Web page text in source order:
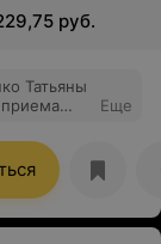
руб.
Татьяны
очень
за
Еще